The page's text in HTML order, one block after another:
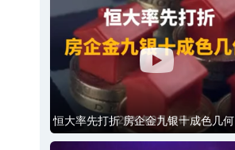
恒大率先打折 房企金九银十成色几何